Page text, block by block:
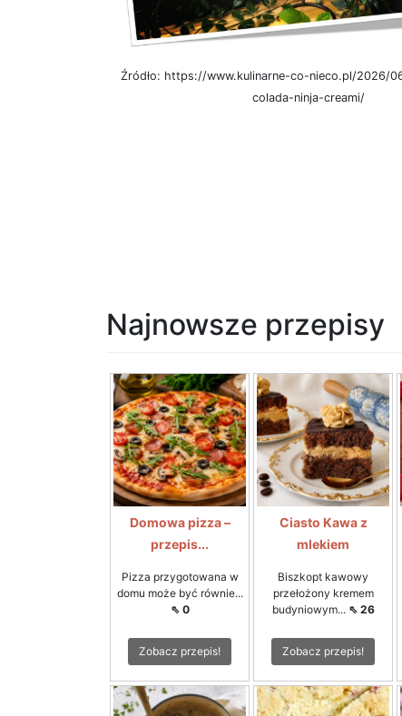
Źródło: https://www.kulinarne-co-nieco.pl/2026/
colada-ninja-creami/
Najnowsze przepisy
Domowa pizza –
przepis...
Pizza przygotowana w
domu może być równie...
⇖ 0
Zobacz przepis!
Ciasto Kawa z
mlekiem
Biszkopt kawowy
przełożony kremem
budyniowym... ⇖ 26
Zobacz przepis!